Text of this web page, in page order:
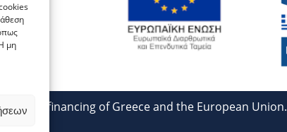
μη
With co-financing of Greece and the European Union.